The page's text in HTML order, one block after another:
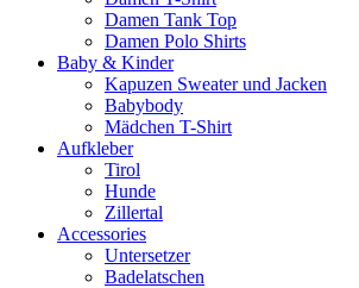
Damen Tank Top
Damen Polo Shirts
Baby & Kinder
Kapuzen Sweater und Jacken
Babybody
Mädchen T-Shirt
Aufkleber
Tirol
Hunde
Zillertal
Accessories
Untersetzer
Badelatschen